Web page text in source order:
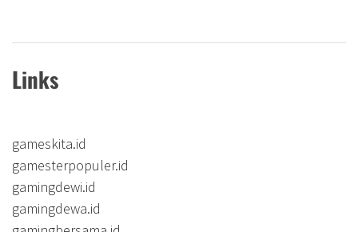
Links
gameskita.id
gamesterpopuler.id
gamingdewi.id
gamingdewa.id